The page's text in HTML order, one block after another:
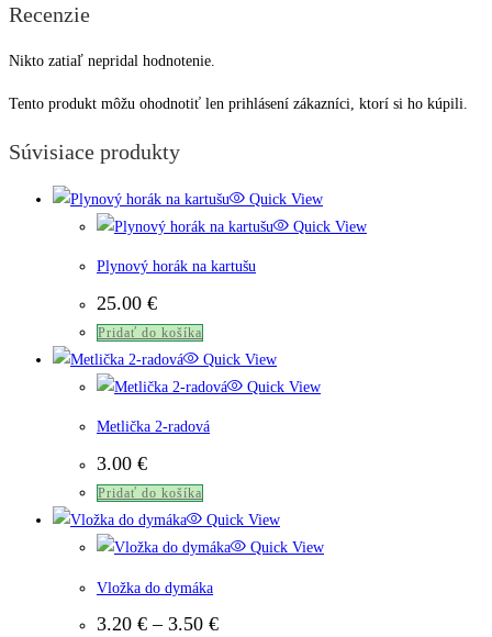
Recenzie
Nikto zatiaľ nepridal hodnotenie.
Tento produkt môžu ohodnotiť len prihlásení zákazníci, ktorí si ho kúpili.
Súvisiace produkty
Quick View
Quick View
Plynový horák na kartušu
25.00 €
Pridať do košíka
Quick View
Quick View
Metlička 2-radová
3.00 €
Pridať do košíka
Quick View
Quick View
Vložka do dymáka
3.20 € – 3.50 €Price